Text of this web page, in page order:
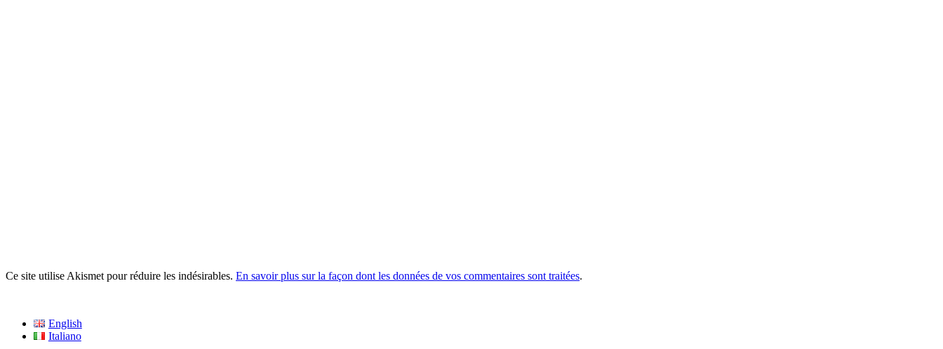
Ce site utilise Akismet pour réduire les indésirables. En savoir plus sur la façon dont les données de vos commentaires sont traitées.
English
Italiano